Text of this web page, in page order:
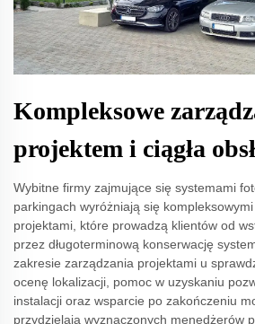
Kompleksowe
projektem i ciągła
Wybitne firmy zajmujące się systemami
parkingach wyróżniają się
projektami, które prowadzą klientów od
przez długoterminową konserwację
zakresie zarządzania projektami u
ocenę lokalizacji, pomoc w uzyskaniu
instalacji oraz wsparcie po zakończeniu
przydzielają wyznaczonych menedżerów